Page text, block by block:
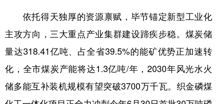
四川 贵州 云南 西藏
陕西 甘肃 青海 宁夏
新疆 内蒙古 黑龙江
多语种频道
依托得天独厚的资源禀赋，毕节锚定新型工业化
主攻方向，三大重点产业集群建设蹄疾步稳。煤炭储
量达318.41亿吨、占全省39.5%的能矿优势正加速转
化，全市煤炭产能将达1.3亿吨/年，2030年风光水火
储多能互补装机规模有望突破3700万千瓦。织金磷煤